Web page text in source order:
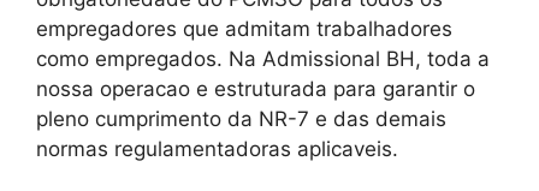
empregadores que admitam trabalhadores
como empregados. Na Admissional BH, toda a
nossa operacao e estruturada para garantir o
pleno cumprimento da NR-7 e das demais
normas regulamentadoras aplicaveis.